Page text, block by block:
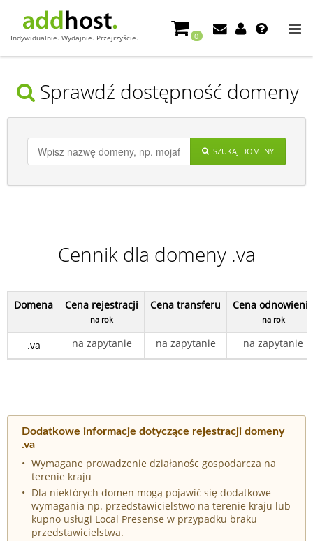
Indywidualnie. Wydajnie. Przejrzyście. 0
Sprawdź dostępność domeny
SZUKAJ DOMENY
Cennik dla domeny .va
Domena Cena rejestracji
na rok
Cena transferu Cena odnowienia
na rok
.va na zapytanie na zapytanie na zapytanie
Dodatkowe informacje dotyczące rejestracji domeny
.va
Wymagane prowadzenie działanośc gospodarcza na
terenie kraju
Dla niektórych domen mogą pojawić się dodatkowe
wymagania np. przedstawicielstwo na terenie kraju lub
kupno usługi Local Presense w przypadku braku
przedstawicielstwa.